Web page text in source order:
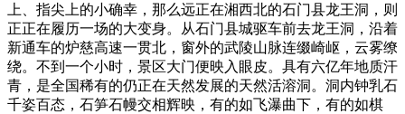
上、指尖上的小确幸，那么远正在湘西北的石门县龙王洞，则
正正在履历一场的大变身。从石门县城驱车前去龙王洞，沿着
新通车的炉慈高速一贯北，窗外的武陵山脉连缀崎岖，云雾缭
绕。不到一个小时，景区大门便映入眼皮。具有六亿年地质汗
青，是全国稀有的仍正在天然发展的天然活溶洞。洞内钟乳石
千姿百态，石笋石幔交相辉映，有的如飞瀑曲下，有的如棋